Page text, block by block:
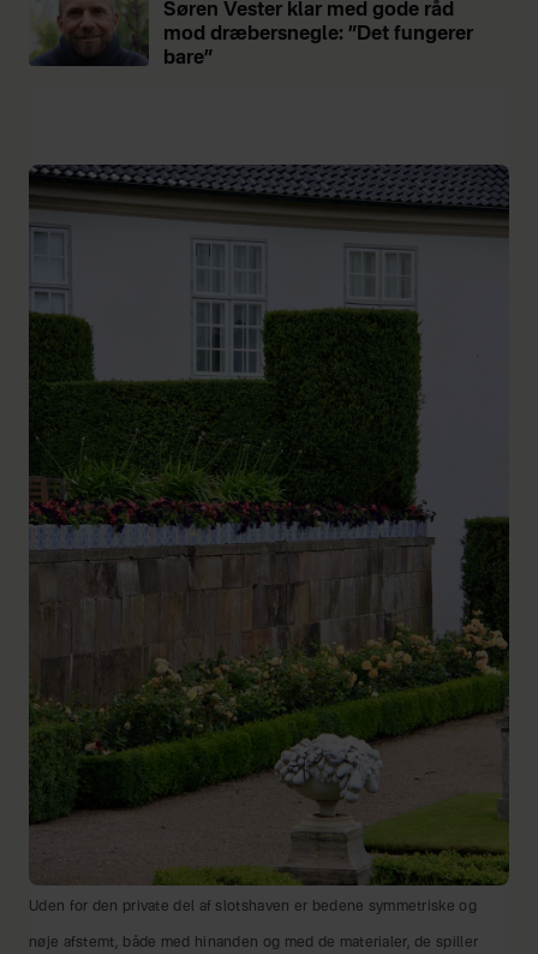
Søren Vester klar med gode råd
mod dræbersnegle: ”Det fungerer
bare”
Uden for den private del af slotshaven er bedene symmetriske og
nøje afstemt, både med hinanden og med de materialer, de spiller